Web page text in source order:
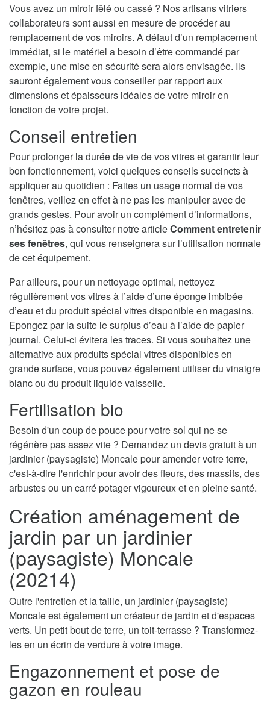
Vous avez un miroir fêlé ou cassé ? Nos artisans vitriers
collaborateurs sont aussi en mesure de procéder au
remplacement de vos miroirs. A défaut d’un remplacement
immédiat, si le matériel a besoin d’être commandé par
exemple, une mise en sécurité sera alors envisagée. Ils
sauront également vous conseiller par rapport aux
dimensions et épaisseurs idéales de votre miroir en
fonction de votre projet.
Conseil entretien
Pour prolonger la durée de vie de vos vitres et garantir leur
bon fonctionnement, voici quelques conseils succincts à
appliquer au quotidien : Faites un usage normal de vos
fenêtres, veillez en effet à ne pas les manipuler avec de
grands gestes. Pour avoir un complément d’informations,
n’hésitez pas à consulter notre articleComment entretenir
ses fenêtres, qui vous renseignera sur l’utilisation normale
de cet équipement.
Par ailleurs, pour un nettoyage optimal, nettoyez
régulièrement vos vitres à l’aide d’une éponge imbibée
d’eau et du produit spécial vitres disponible en magasins.
Epongez par la suite le surplus d’eau à l’aide de papier
journal. Celui-ci évitera les traces. Si vous souhaitez une
alternative aux produits spécial vitres disponibles en
grande surface, vous pouvez également utiliser du vinaigre
blanc ou du produit liquide vaisselle.
Fertilisation bio
Besoin d'un coup de pouce pour votre sol qui ne se
régénère pas assez vite ? Demandez un devis gratuit à un
jardinier (paysagiste) Moncale pour amender votre terre,
c'est-à-dire l'enrichir pour avoir des fleurs, des massifs, des
arbustes ou un carré potager vigoureux et en pleine santé.
Création aménagement de
jardin par un jardinier
(paysagiste) Moncale
(20214)
Outre l'entretien et la taille, un jardinier (paysagiste)
Moncale est également un créateur de jardin et d'espaces
verts. Un petit bout de terre, un toit-terrasse ? Transformez-
les en un écrin de verdure à votre image.
Engazonnement et pose de
gazon en rouleau